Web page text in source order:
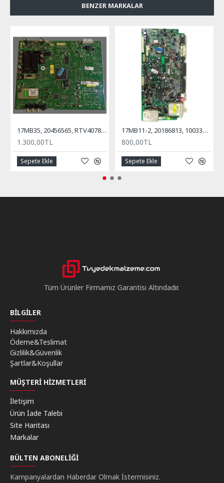
BENZER MARKALAR
17MB35, 20456565, RTV40781, REGAL, VESTEL, ANA KART, MAİN BOARD
1.300,00TL
Sepete Ekle
17MB11-2, 20186813, 10033547, Anakart, Main Board, VESTEL, Millenium, 32''
800,00TL
Sepete Ekle
Tüm Ürünler Firmamız Garantisi Altındadır.
BILGILER
Hakkımızda
Ödeme&Teslimat
Gizlilik&Güvenlik
Şartlar&Koşullar
MÜŞTERI HIZMETLERI
İletişim
Ürün İade Talebi
Site Haritası
Markalar
BÜLTEN ABONELIĞI
Kampanyalardan Haberdar Olmak İstermisiniz.